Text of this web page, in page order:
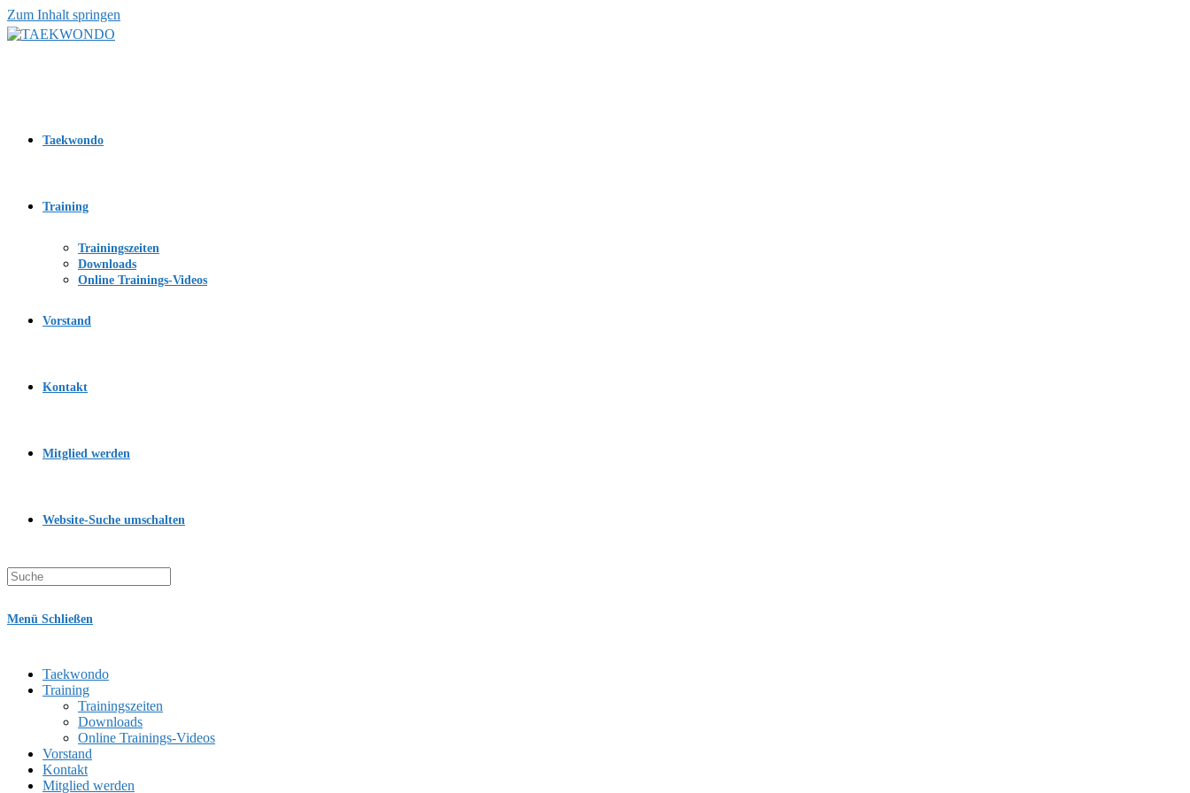
Zum Inhalt springen
Taekwondo
Training
Trainingszeiten
Downloads
Online Trainings-Videos
Vorstand
Kontakt
Mitglied werden
Website-Suche umschalten
Menü Schließen
Taekwondo
Training
Trainingszeiten
Downloads
Online Trainings-Videos
Vorstand
Kontakt
Mitglied werden